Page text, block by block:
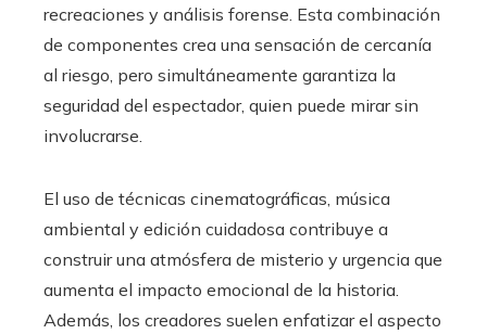
recreaciones y análisis forense. Esta combinación
de componentes crea una sensación de cercanía
al riesgo, pero simultáneamente garantiza la
seguridad del espectador, quien puede mirar sin
involucrarse.
El uso de técnicas cinematográficas, música
ambiental y edición cuidadosa contribuye a
construir una atmósfera de misterio y urgencia que
aumenta el impacto emocional de la historia.
Además, los creadores suelen enfatizar el aspecto